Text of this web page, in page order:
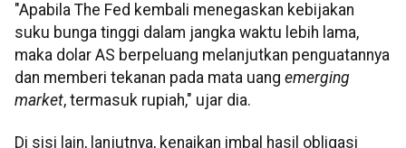
"Apabila The Fed kembali menegaskan kebijakan
suku bunga tinggi dalam jangka waktu lebih lama,
maka dolar AS berpeluang melanjutkan penguatannya
dan memberi tekanan pada mata uang emerging
market, termasuk rupiah," ujar dia.
Di sisi lain, lanjutnya, kenaikan imbal hasil obligasi